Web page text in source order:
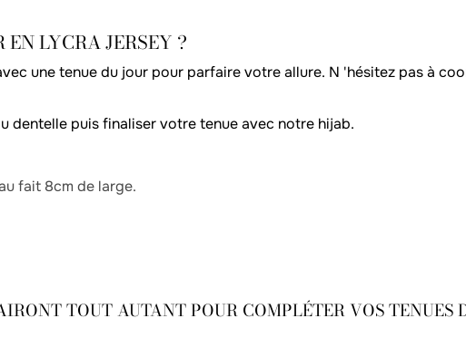
LYCRA JERSEY ?
une tenue du jour pour parfaire votre allure. N 'hésitez pas à
dentelle puis finaliser votre tenue avec notre hijab.
fait 8cm de large.
TOUT AUTANT POUR COMPLÉTER VOS TENUES